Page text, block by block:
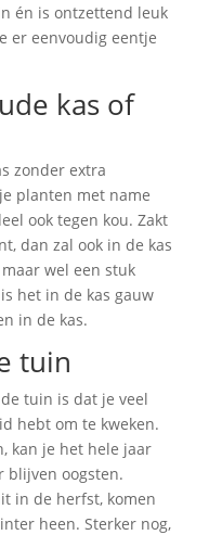
én is ontzettend leuk
er eenvoudig eentje
kas of
zonder extra
planten met name
ook tegen kou. Zakt
dan zal ook in de kas
wel een stuk
het in de kas gauw
in de kas.
tuin
tuin is dat je veel
hebt om te kweken.
kan je het hele jaar
blijven oogsten.
in de herfst, komen
heen. Sterker nog,